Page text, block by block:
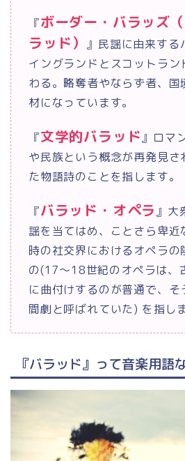
『ボーダー・バラッズ
ラッド） 』民謡に由来する
イングランドとスコットラン
わる。略奪者やならず者、
材になっています。
『文学的バラッド』ロマ
や民族という概念が再発見さ
た物語詩のことを指します。
『バラッド・オペラ』大
謡を当てはめ、ことさら卑近
時の社交界におけるオペラの
の(17～18世紀のオペラは、
に曲付けするのが普通で、
間劇と呼ばれていた) を指しま
『バラッド』って音楽用語